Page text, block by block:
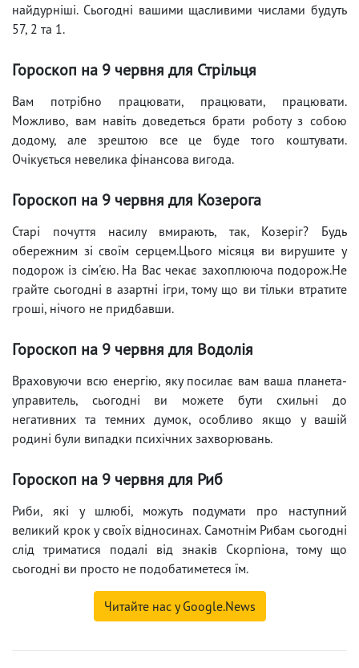
найдурніші. Сьогодні вашими щасливими числами будуть
57, 2 та 1.
Гороскоп на 9 червня для Стрільця
Вам потрібно працювати, працювати, працювати.
Можливо, вам навіть доведеться брати роботу з собою
додому, але зрештою все це буде того коштувати.
Очікується невелика фінансова вигода.
Гороскоп на 9 червня для Козерога
Старі почуття насилу вмирають, так, Козеріг? Будь
обережним зі своїм серцем.Цього місяця ви вирушите у
подорож із сім'єю. На Вас чекає захоплююча подорож.Не
грайте сьогодні в азартні ігри, тому що ви тільки втратите
гроші, нічого не придбавши.
Гороскоп на 9 червня для Водолія
Враховуючи всю енергію, яку посилає вам ваша планета-
управитель, сьогодні ви можете бути схильні до
негативних та темних думок, особливо якщо у вашій
родині були випадки психічних захворювань.
Гороскоп на 9 червня для Риб
Риби, які у шлюбі, можуть подумати про наступний
великий крок у своїх відносинах. Самотнім Рибам сьогодні
слід триматися подалі від знаків Скорпіона, тому що
сьогодні ви просто не подобатиметеся їм.
Читайте нас у Google.News